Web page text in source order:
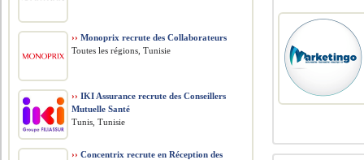
›› Monoprix recrute des Collaborateurs
Toutes les régions, Tunisie
›› IKI Assurance recrute des Conseillers
Mutuelle Santé
Tunis, Tunisie
›› Concentrix recrute en Réception des